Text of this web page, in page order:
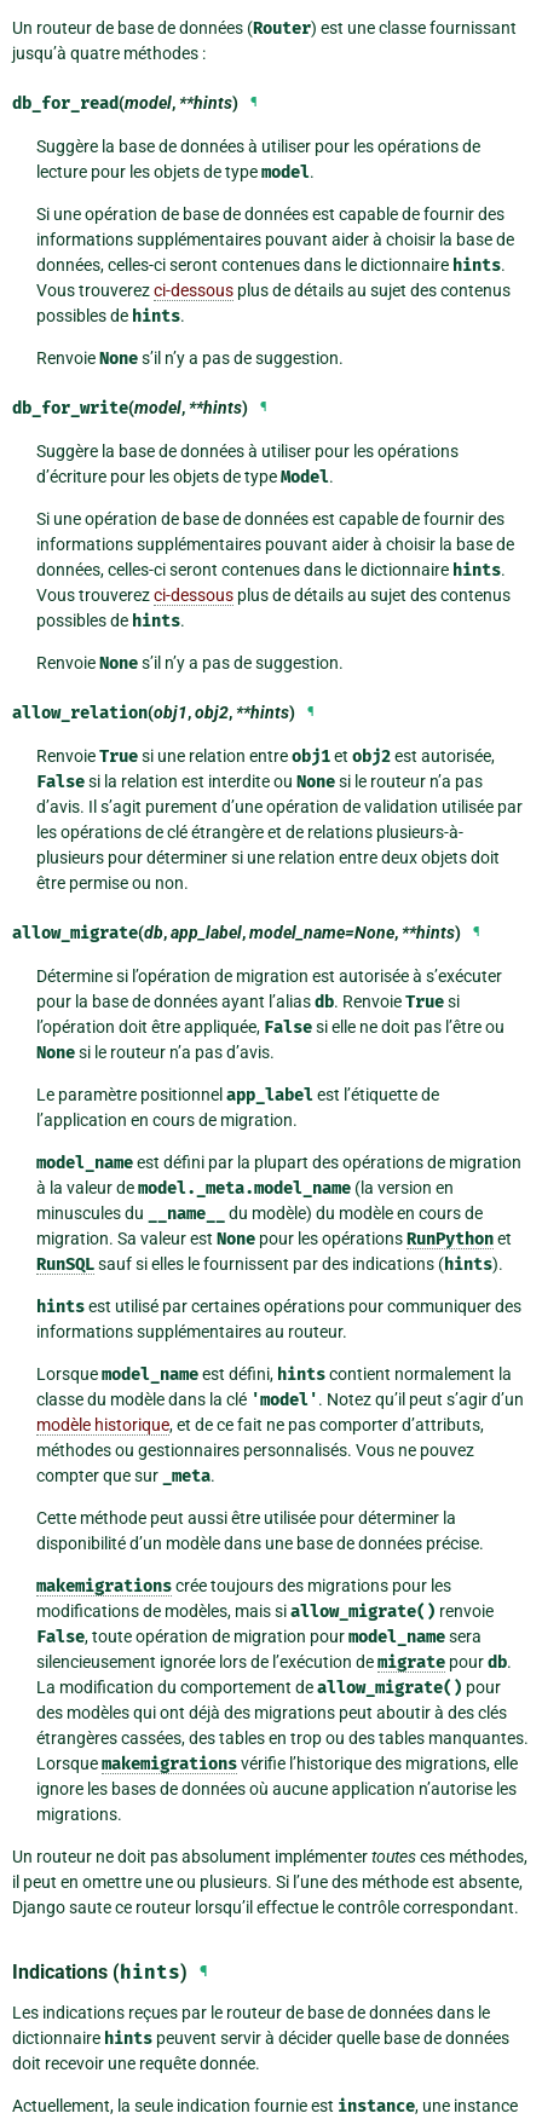
Un routeur de base de données (Router) est une classe fournissant
jusqu’à quatre méthodes :
db_for_read(model,**hints) ¶
Suggère la base de données à utiliser pour les opérations de
lecture pour les objets de typemodel.
Si une opération de base de données est capable de fournir des
informations supplémentaires pouvant aider à choisir la base de
données, celles-ci seront contenues dans le dictionnaire hints.
Vous trouverezci-dessousplus de détails au sujet des contenus
possibles de hints.
RenvoieNones’il n’y a pas de suggestion.
db_for_write(model,**hints) ¶
Suggère la base de données à utiliser pour les opérations
d’écriture pour les objets de typeModel.
Si une opération de base de données est capable de fournir des
informations supplémentaires pouvant aider à choisir la base de
données, celles-ci seront contenues dans le dictionnaire hints.
Vous trouverezci-dessousplus de détails au sujet des contenus
possibles de hints.
RenvoieNones’il n’y a pas de suggestion.
allow_relation(obj1,obj2,**hints) ¶
RenvoieTruesi une relation entreobj1et obj2est autorisée,
Falsesi la relation est interdite ou Nonesi le routeur n’a pas
d’avis. Il s’agit purement d’une opération de validation utilisée par
les opérations de clé étrangère et de relations plusieurs-à-
plusieurs pour déterminer si une relation entre deux objets doit
être permise ou non.
allow_migrate(db,app_label,model_name=None,**hints) ¶
Détermine si l’opération de migration est autorisée à s’exécuter
pour la base de données ayant l’aliasdb. RenvoieTruesi
l’opération doit être appliquée, Falsesi elle ne doit pas l’être ou
Nonesi le routeur n’a pas d’avis.
Le paramètre positionnel app_label est l’étiquette de
l’application en cours de migration.
model_nameest défini par la plupart des opérations de migration
à la valeur demodel._meta.model_name(la version en
minuscules du
__name__
du modèle) du modèle en cours de
migration. Sa valeur est Nonepour les opérationsRunPythonet
RunSQLsauf si elles le fournissent par des indications (hints).
hintsest utilisé par certaines opérations pour communiquer des
informations supplémentaires au routeur.
Lorsquemodel_nameest défini, hintscontient normalement la
classe du modèle dans la clé 'model'. Notez qu’il peut s’agir d’un
modèle historique, et de ce fait ne pas comporter d’attributs,
méthodes ou gestionnaires personnalisés. Vous ne pouvez
compter que sur
_meta.
Cette méthode peut aussi être utilisée pour déterminer la
disponibilité d’un modèle dans une base de données précise.
makemigrationscrée toujours des migrations pour les
modifications de modèles, mais siallow_migrate() renvoie
False, toute opération de migration pourmodel_namesera
silencieusement ignorée lors de l’exécution demigratepourdb.
La modification du comportement deallow_migrate() pour
des modèles qui ont déjà des migrations peut aboutir à des clés
étrangères cassées, des tables en trop ou des tables manquantes.
Lorsquemakemigrationsvérifie l’historique des migrations, elle
ignore les bases de données où aucune application n’autorise les
migrations.
Un routeur ne doit pas absolument implémentertoutesces méthodes,
il peut en omettre une ou plusieurs. Si l’une des méthode est absente,
Django saute ce routeur lorsqu’il effectue le contrôle correspondant.
Indications (hints) ¶
Les indications reçues par le routeur de base de données dans le
dictionnaire hints peuvent servir à décider quelle base de données
doit recevoir une requête donnée.
Actuellement, la seule indication fournie est instance, une instance